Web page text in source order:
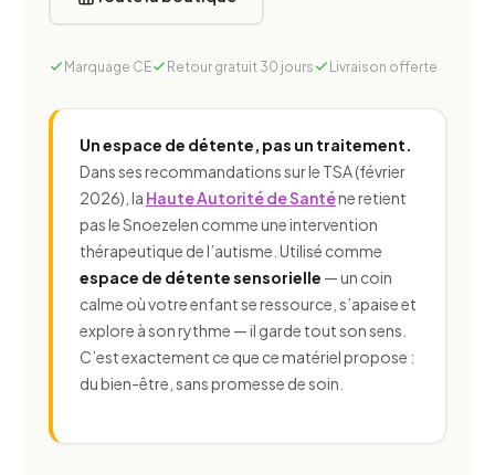
TSA, un TDAH
refuge
À savoir :
un espace de détente
Marquage CE Retour gratuit 30 jours Livraison offerte
Un espace de détente, pas un traitement.
Dans ses recommandations sur le TSA (février
2026), la Haute Autorité de Santéne retient
pas le Snoezelen comme une intervention
thérapeutique de l’autisme. Utilisé comme
espace de détente sensorielle — un coin
calme où votre enfant se ressource, s’apaise et
explore à son rythme — il garde tout son sens.
C’est exactement ce que ce matériel propose :
du bien-être, sans promesse de soin.